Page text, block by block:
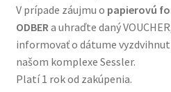
V prípade záujmu o papierovú
ODBER a uhraďte daný
informovať o dátume
našom komplexe Sessler.
Platí 1 rok od zakúpenia.